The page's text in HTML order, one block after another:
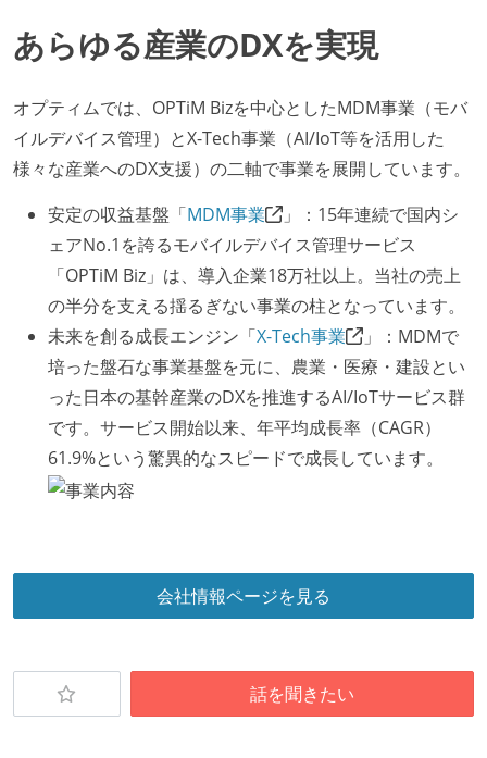
あらゆる産業のDXを実現
オプティムでは、OPTiM Bizを中心としたMDM事業（モバ
イルデバイス管理）とX-Tech事業（AI/IoT等を活用した
様々な産業へのDX支援）の二軸で事業を展開しています。
安定の収益基盤「MDM事業
」：15年連続で国内シ
ェアNo.1を誇るモバイルデバイス管理サービス
「OPTiM Biz」は、導入企業18万社以上。当社の売上
の半分を支える揺るぎない事業の柱となっています。
未来を創る成長エンジン「X-Tech事業
」：MDMで
培った盤石な事業基盤を元に、農業・医療・建設とい
った日本の基幹産業のDXを推進するAI/IoTサービス群
です。サービス開始以来、年平均成長率（CAGR）
61.9%という驚異的なスピードで成長しています。
会社情報ページを見る
話を聞きたい